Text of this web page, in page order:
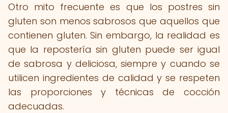
Otro mito frecuente es que los postres sin
gluten son menos sabrosos que aquellos que
contienen gluten. Sin embargo, la realidad es
que la repostería sin gluten puede ser igual
de sabrosa y deliciosa, siempre y cuando se
utilicen ingredientes de calidad y se respeten
las proporciones y técnicas de cocción
adecuadas.